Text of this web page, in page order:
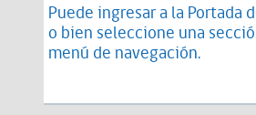
Puede ingresar a la Portada
o bien seleccione una
menú de navegación.